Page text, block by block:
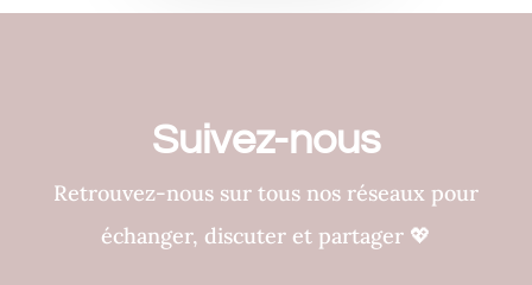
Suivez-nous
Retrouvez-nous sur tous nos réseaux pour
échanger, discuter et partager 💖